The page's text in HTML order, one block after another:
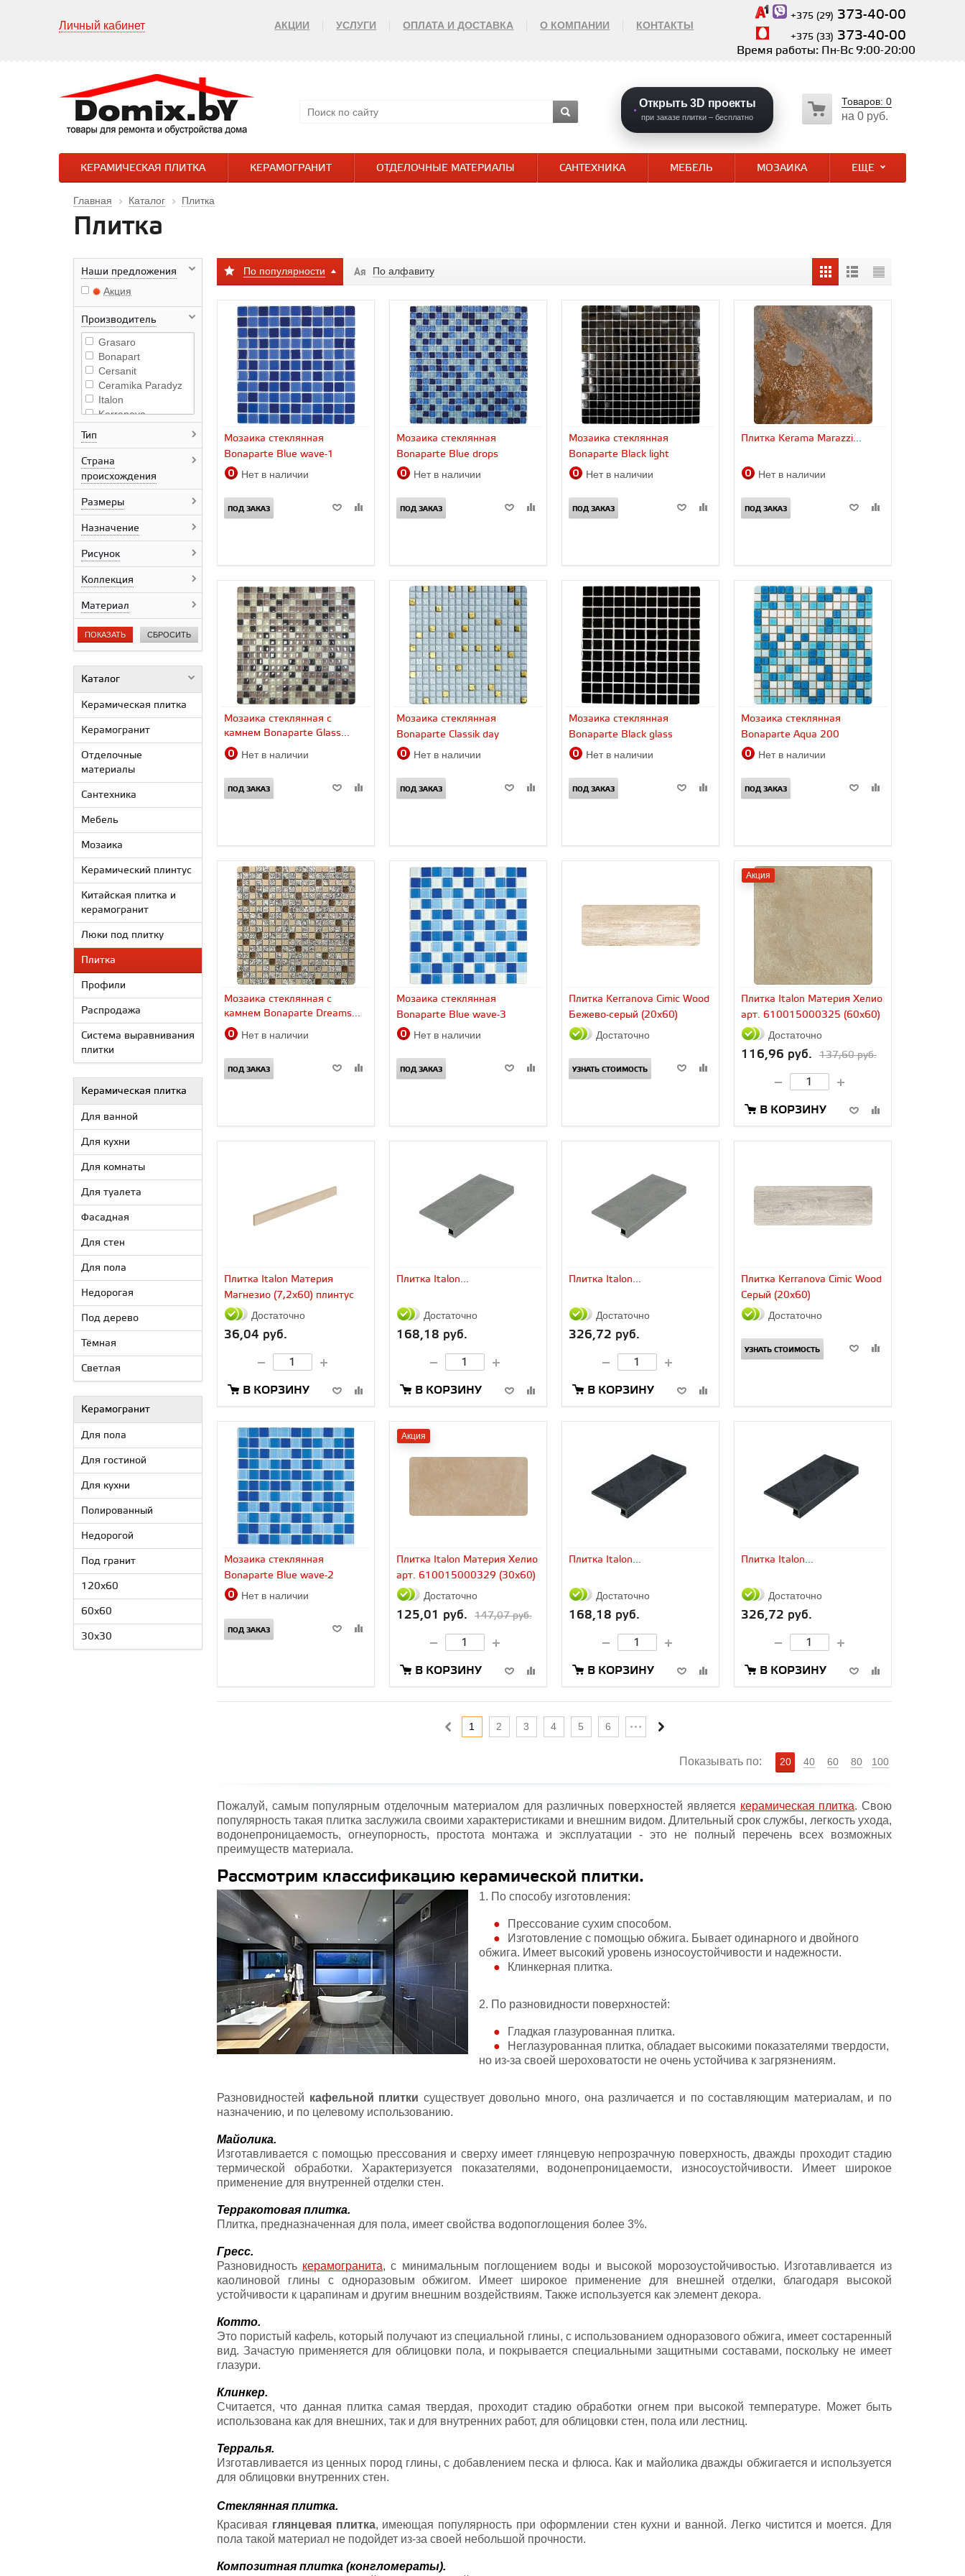
Личный кабинет АКЦИИ УСЛУГИ ОПЛАТА И ДОСТАВКА О КОМПАНИИ КОНТАКТЫ
+375 (29) 373-40-00
+375 (33) 373-40-00
Время работы: Пн-Вс 9:00-20:00
Открыть 3D проекты
при заказе плитки – бесплатно
Товаров: 0
на 0 руб.
КЕРАМИЧЕСКАЯ ПЛИТКА КЕРАМОГРАНИТ ОТДЕЛОЧНЫЕ МАТЕРИАЛЫ САНТЕХНИКА МЕБЕЛЬ МОЗАИКА ЕЩЕ
Главная Каталог Плитка
Плитка
Наши предложения
Акция
Производитель
Grasaro
Bonapart
Cersanit
Ceramika Paradyz
Italon
Kerranova
Тип
Страна
происхождения
Размеры
Назначение
Рисунок
Коллекция
Материал
ПОКАЗАТЬ СБРОСИТЬ
Каталог
Керамическая плитка
Керамогранит
Отделочные
материалы
Сантехника
Мебель
Мозаика
Керамический плинтус
Китайская плитка и
керамогранит
Люки под плитку
Плитка
Профили
Распродажа
Система выравнивания
плитки
Керамическая плитка
Для ванной
Для кухни
Для комнаты
Для туалета
Фасадная
Для стен
Для пола
Недорогая
Под дерево
Тёмная
Светлая
Керамогранит
Для пола
Для гостиной
Для кухни
Полированный
Недорогой
Под гранит
120x60
60x60
30x30
По популярности По алфавиту
Мозаика стеклянная
Bonaparte Blue wave-1
Нет в наличии
ПОД ЗАКАЗ
Мозаика стеклянная
Bonaparte Blue drops
Нет в наличии
ПОД ЗАКАЗ
Мозаика стеклянная
Bonaparte Black light
Нет в наличии
ПОД ЗАКАЗ
Плитка Kerama Marazzi...
Нет в наличии
ПОД ЗАКАЗ
Мозаика стеклянная с
камнем Bonaparte Glass...
Нет в наличии
ПОД ЗАКАЗ
Мозаика стеклянная
Bonaparte Classik day
Нет в наличии
ПОД ЗАКАЗ
Мозаика стеклянная
Bonaparte Black glass
Нет в наличии
ПОД ЗАКАЗ
Мозаика стеклянная
Bonaparte Aqua 200
Нет в наличии
ПОД ЗАКАЗ
Мозаика стеклянная с
камнем Bonaparte Dreams...
Нет в наличии
ПОД ЗАКАЗ
Мозаика стеклянная
Bonaparte Blue wave-3
Нет в наличии
ПОД ЗАКАЗ
Плитка Kerranova Cimic Wood
Бежево-серый (20x60)
Достаточно
УЗНАТЬ СТОИМОСТЬ
Акция
Плитка Italon Материя Хелио
арт. 610015000325 (60x60)
Достаточно
116,96 руб. 137,60 руб.
В КОРЗИНУ
Плитка Italon Материя
Магнезио (7,2x60) плинтус
Достаточно
36,04 руб.
В КОРЗИНУ
Плитка Italon...
Достаточно
168,18 руб.
В КОРЗИНУ
Плитка Italon...
Достаточно
326,72 руб.
В КОРЗИНУ
Плитка Kerranova Cimic Wood
Серый (20x60)
Достаточно
УЗНАТЬ СТОИМОСТЬ
Мозаика стеклянная
Bonaparte Blue wave-2
Нет в наличии
ПОД ЗАКАЗ
Акция
Плитка Italon Материя Хелио
арт. 610015000329 (30x60)
Достаточно
125,01 руб. 147,07 руб.
В КОРЗИНУ
Плитка Italon...
Достаточно
168,18 руб.
В КОРЗИНУ
Плитка Italon...
Достаточно
326,72 руб.
В КОРЗИНУ
1 2 3 4 5 6
Показывать по: 20 40 60 80 100
Пожалуй, самым популярным отделочным материалом для различных поверхностей является керамическая плитка. Свою
популярность такая плитка заслужила своими характеристиками и внешним видом. Длительный срок службы, легкость ухода,
водонепроницаемость, огнеупорность, простота монтажа и эксплуатации - это не полный перечень всех возможных
преимуществ материала.
Рассмотрим классификацию керамической плитки.
1. По способу изготовления:
Прессование сухим способом.
Изготовление с помощью обжига. Бывает одинарного и двойного
обжига. Имеет высокий уровень износоустойчивости и надежности.
Клинкерная плитка.
2. По разновидности поверхностей:
Гладкая глазурованная плитка.
Неглазурованная плитка, обладает высокими показателями твердости,
но из-за своей шероховатости не очень устойчива к загрязнениям.
Разновидностей кафельной плитки существует довольно много, она различается и по составляющим материалам, и по
назначению, и по целевому использованию.
Майолика.
Изготавливается с помощью прессования и сверху имеет глянцевую непрозрачную поверхность, дважды проходит стадию
термической обработки. Характеризуется показателями, водонепроницаемости, износоустойчивости. Имеет широкое
применение для внутренней отделки стен.
Терракотовая плитка.
Плитка, предназначенная для пола, имеет свойства водопоглощения более 3%.
Гресс.
Разновидность керамогранита, с минимальным поглощением воды и высокой морозоустойчивостью. Изготавливается из
каолиновой глины с одноразовым обжигом. Имеет широкое применение для внешней отделки, благодаря высокой
устойчивости к царапинам и другим внешним воздействиям. Также используется как элемент декора.
Котто.
Это пористый кафель, который получают из специальной глины, с использованием одноразового обжига, имеет состаренный
вид. Зачастую применяется для облицовки пола, и покрывается специальными защитными составами, поскольку не имеет
глазури.
Клинкер.
Считается, что данная плитка самая твердая, проходит стадию обработки огнем при высокой температуре. Может быть
использована как для внешних, так и для внутренних работ, для облицовки стен, пола или лестниц.
Терралья.
Изготавливается из ценных пород глины, с добавлением песка и флюса. Как и майолика дважды обжигается и используется
для облицовки внутренних стен.
Стеклянная плитка.
Красивая глянцевая плитка, имеющая популярность при оформлении стен кухни и ванной. Легко чистится и моется. Для
пола такой материал не подойдет из-за своей небольшой прочности.
Композитная плитка (конгломераты).